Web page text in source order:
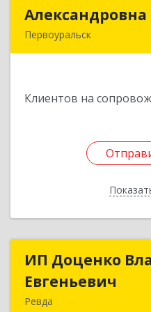
Александровна
Первоуральск
Клиентов на
ИП Доценко
Евгеньевич
Ревда
ИП